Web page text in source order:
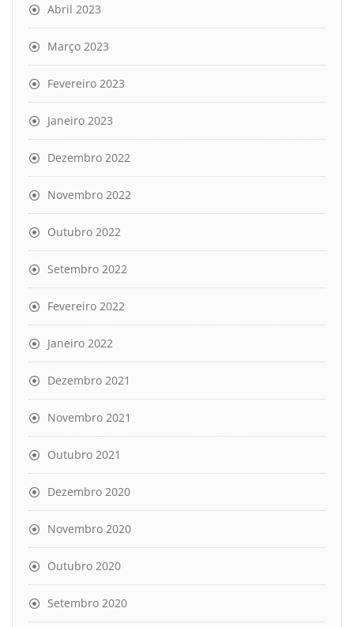
Abril 2023
Março 2023
Fevereiro 2023
Janeiro 2023
Dezembro 2022
Novembro 2022
Outubro 2022
Setembro 2022
Fevereiro 2022
Janeiro 2022
Dezembro 2021
Novembro 2021
Outubro 2021
Dezembro 2020
Novembro 2020
Outubro 2020
Setembro 2020